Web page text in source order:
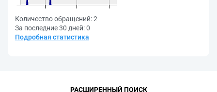
Количество обращений:2
За последние 30 дней:0
Подробная статистика
РАСШИРЕННЫЙ ПОИСК